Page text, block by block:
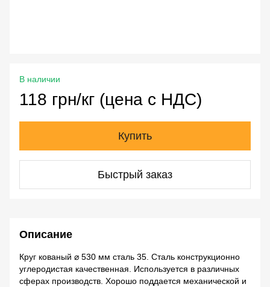
В наличии
118 грн/кг (цена с НДС)
Купить
Быстрый заказ
Описание
Круг кованый ⌀ 530 мм сталь 35. Сталь конструкционно
углеродистая качественная. Используется в различных
сферах производств. Хорошо поддается механической и